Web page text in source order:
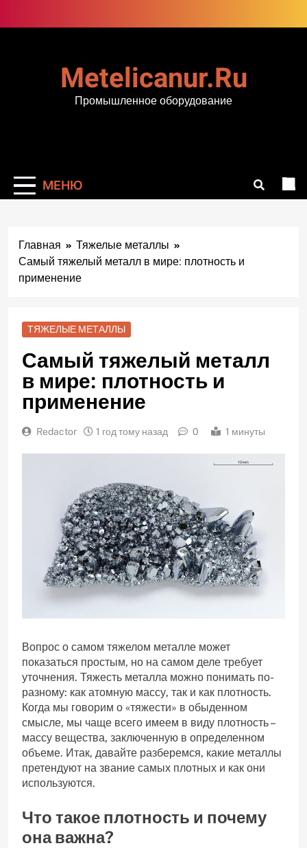
к
Metelicanur.ru
Промышленное оборудование
МЕНЮ
Главная
Тяжелые металлы
Самый тяжелый металл в мире: плотность и
применение
ТЯЖЕЛЫЕ МЕТАЛЛЫ
Самый тяжелый металл
в мире: плотность и
применение
Redactor 1 год тому назад 0 1 минуты
Вопрос о самом тяжелом металле может
показаться простым‚ но на самом деле требует
уточнения. Тяжесть металла можно понимать по-
разному: как атомную массу‚ так и как плотность.
Когда мы говорим о «тяжести» в обыденном
смысле‚ мы чаще всего имеем в виду плотность –
массу вещества‚ заключенную в определенном
объеме. Итак‚ давайте разберемся‚ какие металлы
претендуют на звание самых плотных и как они
используются.
Что такое плотность и почему
она важна?